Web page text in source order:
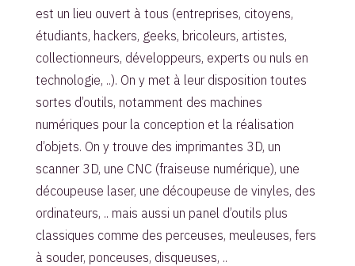
est un lieu ouvert à tous (entreprises, citoyens,
étudiants, hackers, geeks, bricoleurs, artistes,
collectionneurs, développeurs, experts ou nuls en
technologie, ..). On y met à leur disposition toutes
sortes d’outils, notamment des machines
numériques pour la conception et la réalisation
d’objets. On y trouve des imprimantes 3D, un
scanner 3D, une CNC (fraiseuse numérique), une
découpeuse laser, une découpeuse de vinyles, des
ordinateurs, .. mais aussi un panel d’outils plus
classiques comme des perceuses, meuleuses, fers
à souder, ponceuses, disqueuses, ..